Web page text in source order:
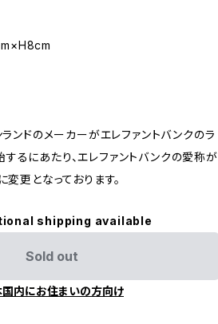
ンドのメーカーがエレファントバンクのラ
るにあたり、エレファントバンクの愛称が
変更となっております。
shipping available
Sold out
国内にお住まいの方向け